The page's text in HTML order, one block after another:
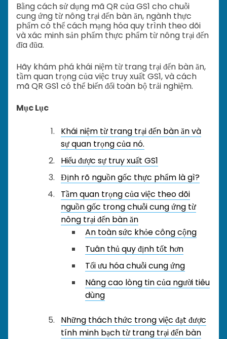
Bằng cách sử dụng mã QR của GS1 cho chuỗi
cung ứng từ nông trại đến bàn ăn, ngành thực
phẩm có thể cách mạng hóa quy trình theo dõi
và xác minh sản phẩm thực phẩm từ nông trại đến
đĩa đũa.
Hãy khám phá khái niệm từ trang trại đến bàn ăn,
tầm quan trọng của việc truy xuất GS1, và cách
mã QR GS1 có thể biến đổi toàn bộ trải nghiệm.
Mục Lục
Khái niệm từ trang trại đến bàn ăn và
sự quan trọng của nó.
Hiểu được sự truy xuất GS1
Định rõ nguồn gốc thực phẩm là gì?
Tầm quan trọng của việc theo dõi
nguồn gốc trong chuỗi cung ứng từ
nông trại đến bàn ăn
An toàn sức khỏe công cộng
Tuân thủ quy định tốt hơn
Tối ưu hóa chuỗi cung ứng
Nâng cao lòng tin của người tiêu
dùng
Những thách thức trong việc đạt được
tính minh bạch từ trang trại đến bàn